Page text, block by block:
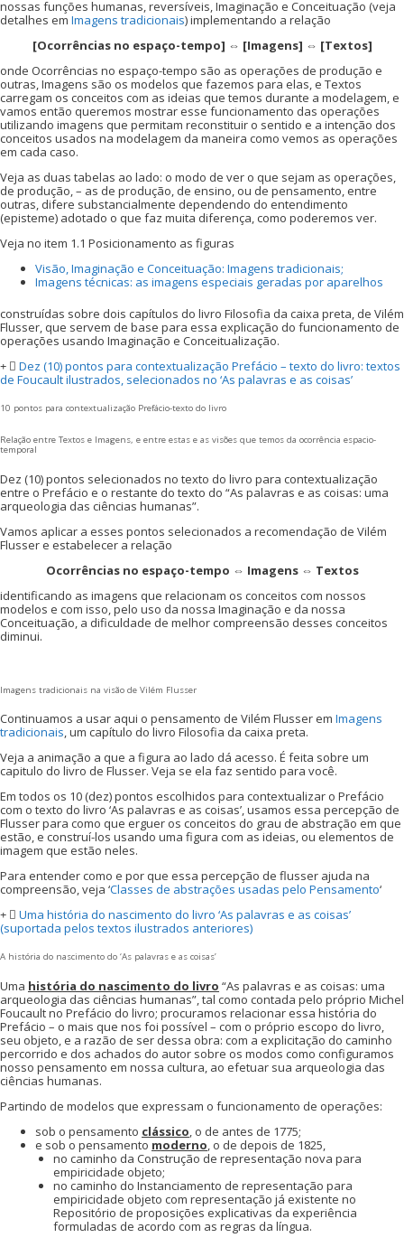
nossas funções humanas, reversíveis, Imaginação e Conceituação (veja
detalhes em Imagens tradicionais) implementando a relação
[Ocorrências no espaço-tempo] ⇔ [Imagens] ⇔ [Textos]
onde Ocorrências no espaço-tempo são as operações de produção e
outras, Imagens são os modelos que fazemos para elas, e Textos
carregam os conceitos com as ideias que temos durante a modelagem, e
vamos então queremos mostrar esse funcionamento das operações
utilizando imagens que permitam reconstituir o sentido e a intenção dos
conceitos usados na modelagem da maneira como vemos as operações
em cada caso.
Veja as duas tabelas ao lado: o modo de ver o que sejam as operações,
de produção, – as de produção, de ensino, ou de pensamento, entre
outras, difere substancialmente dependendo do entendimento
(episteme) adotado o que faz muita diferença, como poderemos ver.
Veja no item 1.1 Posicionamento as figuras
Visão, Imaginação e Conceituação: Imagens tradicionais;
Imagens técnicas: as imagens especiais geradas por aparelhos
construídas sobre dois capítulos do livro Filosofia da caixa preta, de Vilém
Flusser, que servem de base para essa explicação do funcionamento de
operações usando Imaginação e Conceitualização.
Dez (10) pontos para contextualização Prefácio – texto do livro: textos
de Foucault ilustrados, selecionados no ‘As palavras e as coisas’
10 pontos para contextualização Prefácio-texto do livro
Relação entre Textos e Imagens, e entre estas e as visões que temos da ocorrência espacio-
temporal
Dez (10) pontos selecionados no texto do livro para contextualização
entre o Prefácio e o restante do texto do “As palavras e as coisas: uma
arqueologia das ciências humanas”.
Vamos aplicar a esses pontos selecionados a recomendação de Vilém
Flusser e estabelecer a relação
Ocorrências no espaço-tempo ⇔ Imagens ⇔ Textos
identificando as imagens que relacionam os conceitos com nossos
modelos e com isso, pelo uso da nossa Imaginação e da nossa
Conceituação, a dificuldade de melhor compreensão desses conceitos
diminui.
Imagens tradicionais na visão de Vilém Flusser
Continuamos a usar aqui o pensamento de Vilém Flusser em Imagens
tradicionais, um capítulo do livro Filosofia da caixa preta.
Veja a animação a que a figura ao lado dá acesso. É feita sobre um
capitulo do livro de Flusser. Veja se ela faz sentido para você.
Em todos os 10 (dez) pontos escolhidos para contextualizar o Prefácio
com o texto do livro ‘As palavras e as coisas’, usamos essa percepção de
Flusser para como que erguer os conceitos do grau de abstração em que
estão, e construí-los usando uma figura com as ideias, ou elementos de
imagem que estão neles.
Para entender como e por que essa percepção de flusser ajuda na
compreensão, veja ‘Classes de abstrações usadas pelo Pensamento‘
Uma história do nascimento do livro ‘As palavras e as coisas’
(suportada pelos textos ilustrados anteriores)
A história do nascimento do ‘As palavras e as coisas’
Uma história do nascimento do livro “As palavras e as coisas: uma
arqueologia das ciências humanas”, tal como contada pelo próprio Michel
Foucault no Prefácio do livro; procuramos relacionar essa história do
Prefácio – o mais que nos foi possível – com o próprio escopo do livro,
seu objeto, e a razão de ser dessa obra: com a explicitação do caminho
percorrido e dos achados do autor sobre os modos como configuramos
nosso pensamento em nossa cultura, ao efetuar sua arqueologia das
ciências humanas.
Partindo de modelos que expressam o funcionamento de operações:
sob o pensamento clássico , o de antes de 1775;
e sob o pensamento moderno , o de depois de 1825,
no caminho da Construção de representação nova para
empiricidade objeto;
no caminho do Instanciamento de representação para
empiricidade objeto com representação já existente no
Repositório de proposições explicativas da experiência
formuladas de acordo com as regras da língua.